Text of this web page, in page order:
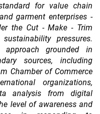
for value chain
garment enterprises -
the Cut - Make - Trim
pressures.
approach grounded in
sources, including
Chamber of Commerce
organizations,
analysis from digital
level of awareness and